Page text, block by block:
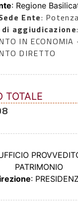
: Regione
Ente: Potenza
aggiudicazione
IN ECONOMIA
DIRETTO
TOTALE
PATRIMONIO
: